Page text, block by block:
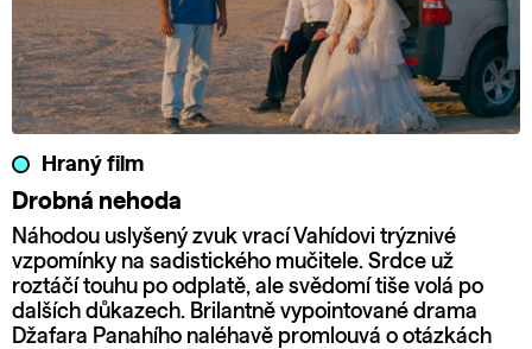
Hraný film
Drobná nehoda
Náhodou uslyšený zvuk vrací Vahídovi trýznivé
vzpomínky na sadistického mučitele. Srdce už
roztáčí touhu po odplatě, ale svědomí tiše volá po
dalších důkazech. Brilantně vypointované drama
Džafara Panahího naléhavě promlouvá o otázkách